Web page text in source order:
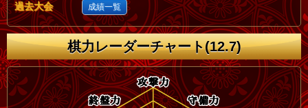
過去大会 成績一覧
棋力レーダーチャート(12.7)